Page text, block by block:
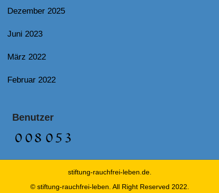
Dezember 2025
Juni 2023
März 2022
Februar 2022
Benutzer
stiftung-rauchfrei-leben.de.
© stiftung-rauchfrei-leben. All Right Reserved 2022.